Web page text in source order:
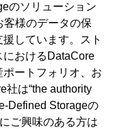
のソリューション
客様のデータの保
しています。スト
におけるDataCore
ートフォリオ、お
社は“the authority
Defined Storageの
ご興味のある方は